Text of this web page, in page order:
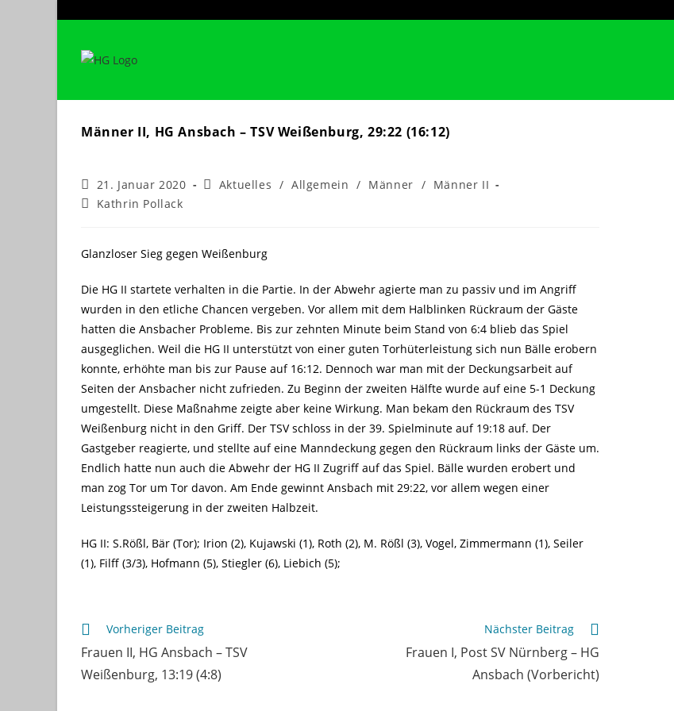
Männer II, HG Ansbach – TSV Weißenburg, 29:22 (16:12)
Beitrag
veröffentlicht:
21. Januar 2020
Beitrags-
Aktuelles / Allgemein / Männer / Männer II
Beitrags-
Kathrin Pollack
Glanzloser Sieg gegen Weißenburg
Die HG II startete verhalten in die Partie. In der Abwehr agierte man zu passiv und im Angriff
wurden in den etliche Chancen vergeben. Vor allem mit dem Halblinken Rückraum der Gäste
hatten die Ansbacher Probleme. Bis zur zehnten Minute beim Stand von 6:4 blieb das Spiel
ausgeglichen. Weil die HG II unterstützt von einer guten Torhüterleistung sich nun Bälle erobern
konnte, erhöhte man bis zur Pause auf 16:12. Dennoch war man mit der Deckungsarbeit auf
Seiten der Ansbacher nicht zufrieden. Zu Beginn der zweiten Hälfte wurde auf eine 5-1 Deckung
umgestellt. Diese Maßnahme zeigte aber keine Wirkung. Man bekam den Rückraum des TSV
Weißenburg nicht in den Griff. Der TSV schloss in der 39. Spielminute auf 19:18 auf. Der
Gastgeber reagierte, und stellte auf eine Manndeckung gegen den Rückraum links der Gäste um.
Endlich hatte nun auch die Abwehr der HG II Zugriff auf das Spiel. Bälle wurden erobert und
man zog Tor um Tor davon. Am Ende gewinnt Ansbach mit 29:22, vor allem wegen einer
Leistungssteigerung in der zweiten Halbzeit.
HG II: S.Rößl, Bär (Tor); Irion (2), Kujawski (1), Roth (2), M. Rößl (3), Vogel, Zimmermann (1), Seiler
(1), Filff (3/3), Hofmann (5), Stiegler (6), Liebich (5);
Weitere
Artikel
ansehen
Vorheriger Beitrag
Frauen II, HG Ansbach – TSV
Weißenburg, 13:19 (4:8)
Nächster Beitrag
Frauen I, Post SV Nürnberg – HG
Ansbach (Vorbericht)